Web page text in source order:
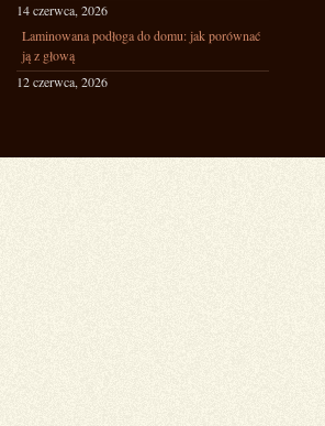
14 czerwca, 2026
Laminowana podłoga do domu: jak porównać
ją z głową
12 czerwca, 2026